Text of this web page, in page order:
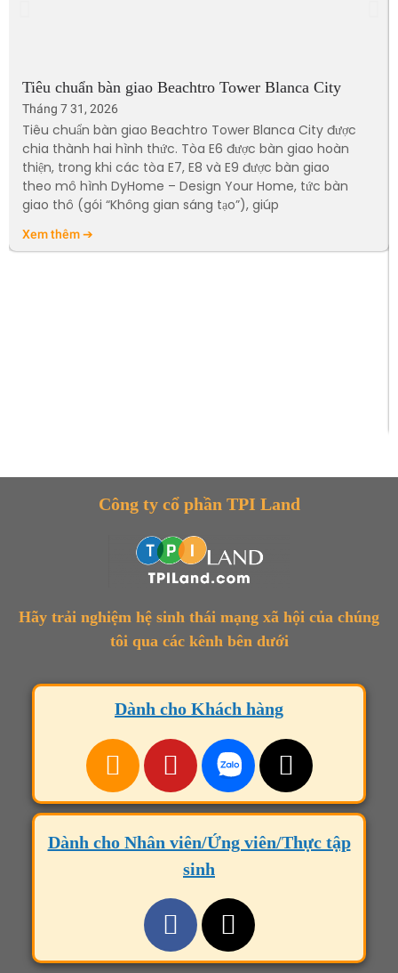
Tiêu chuẩn bàn giao Beachtro Tower Blanca City
Tháng 7 31, 2026
Tiêu chuẩn bàn giao Beachtro Tower Blanca City được
chia thành hai hình thức. Tòa E6 được bàn giao hoàn
thiện, trong khi các tòa E7, E8 và E9 được bàn giao
theo mô hình DyHome – Design Your Home, tức bàn
giao thô (gói “Không gian sáng tạo”), giúp
Xem thêm ➔
Công ty cổ phần TPI Land
Hãy trải nghiệm hệ sinh thái mạng xã hội của chúng
tôi qua các kênh bên dưới
Dành cho Khách hàng
Dành cho Nhân viên/Ứng viên/Thực tập
sinh